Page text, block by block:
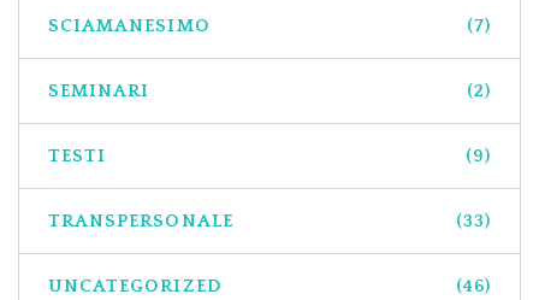
SCIAMANESIMO (7)
SEMINARI (2)
TESTI (9)
TRANSPERSONALE (33)
UNCATEGORIZED (46)